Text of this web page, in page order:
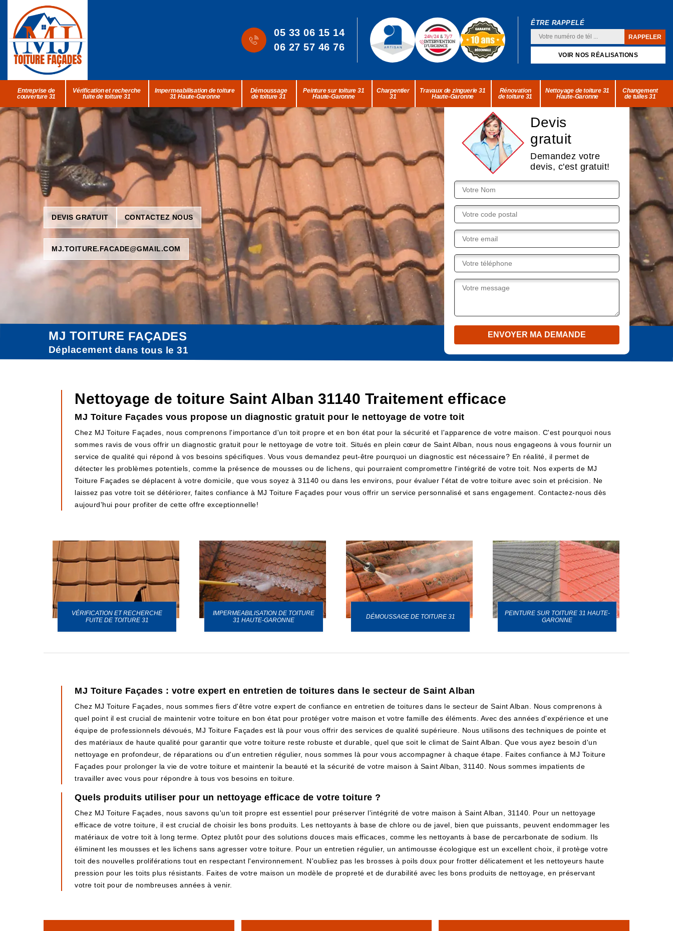
05 33 06 15 14
06 27 57 46 76
ÊTRE RAPPELÉ
VOIR NOS RÉALISATIONS
Entreprise de
couverture 31
Vérification et recherche
fuite de toiture 31
Impermeabilisation de toiture
31 Haute-Garonne
Démoussage
de toiture 31
Peinture sur toiture 31
Haute-Garonne
Charpentier
31
Travaux de zinguerie 31
Haute-Garonne
Rénovation
de toiture 31
Nettoyage de toiture 31
Haute-Garonne
Changement
de tuiles 31
DEVIS GRATUIT CONTACTEZ NOUS
MJ.TOITURE.FACADE@GMAIL.COM
Devis
gratuit
Demandez votre
devis, c'est gratuit!
MJ TOITURE FAÇADES
Déplacement dans tous le 31
Nettoyage de toiture Saint Alban 31140 Traitement efficace
MJ Toiture Façades vous propose un diagnostic gratuit pour le nettoyage de votre toit
Chez MJ Toiture Façades, nous comprenons l'importance d'un toit propre et en bon état pour la sécurité et l'apparence de votre maison. C'est pourquoi nous
sommes ravis de vous offrir un diagnostic gratuit pour le nettoyage de votre toit. Situés en plein cœur de Saint Alban, nous nous engageons à vous fournir un
service de qualité qui répond à vos besoins spécifiques. Vous vous demandez peut-être pourquoi un diagnostic est nécessaire? En réalité, il permet de
détecter les problèmes potentiels, comme la présence de mousses ou de lichens, qui pourraient compromettre l'intégrité de votre toit. Nos experts de MJ
Toiture Façades se déplacent à votre domicile, que vous soyez à 31140 ou dans les environs, pour évaluer l'état de votre toiture avec soin et précision. Ne
laissez pas votre toit se détériorer, faites confiance à MJ Toiture Façades pour vous offrir un service personnalisé et sans engagement. Contactez-nous dès
aujourd'hui pour profiter de cette offre exceptionnelle!
VÉRIFICATION ET RECHERCHE
FUITE DE TOITURE 31
IMPERMEABILISATION DE TOITURE
31 HAUTE-GARONNE
DÉMOUSSAGE DE TOITURE 31
PEINTURE SUR TOITURE 31 HAUTE-
GARONNE
MJ Toiture Façades : votre expert en entretien de toitures dans le secteur de Saint Alban
Chez MJ Toiture Façades, nous sommes fiers d'être votre expert de confiance en entretien de toitures dans le secteur de Saint Alban. Nous comprenons à
quel point il est crucial de maintenir votre toiture en bon état pour protéger votre maison et votre famille des éléments. Avec des années d'expérience et une
équipe de professionnels dévoués, MJ Toiture Façades est là pour vous offrir des services de qualité supérieure. Nous utilisons des techniques de pointe et
des matériaux de haute qualité pour garantir que votre toiture reste robuste et durable, quel que soit le climat de Saint Alban. Que vous ayez besoin d'un
nettoyage en profondeur, de réparations ou d'un entretien régulier, nous sommes là pour vous accompagner à chaque étape. Faites confiance à MJ Toiture
Façades pour prolonger la vie de votre toiture et maintenir la beauté et la sécurité de votre maison à Saint Alban, 31140. Nous sommes impatients de
travailler avec vous pour répondre à tous vos besoins en toiture.
Quels produits utiliser pour un nettoyage efficace de votre toiture ?
Chez MJ Toiture Façades, nous savons qu'un toit propre est essentiel pour préserver l'intégrité de votre maison à Saint Alban, 31140. Pour un nettoyage
efficace de votre toiture, il est crucial de choisir les bons produits. Les nettoyants à base de chlore ou de javel, bien que puissants, peuvent endommager les
matériaux de votre toit à long terme. Optez plutôt pour des solutions douces mais efficaces, comme les nettoyants à base de percarbonate de sodium. Ils
éliminent les mousses et les lichens sans agresser votre toiture. Pour un entretien régulier, un antimousse écologique est un excellent choix, il protège votre
toit des nouvelles proliférations tout en respectant l'environnement. N'oubliez pas les brosses à poils doux pour frotter délicatement et les nettoyeurs haute
pression pour les toits plus résistants. Faites de votre maison un modèle de propreté et de durabilité avec les bons produits de nettoyage, en préservant
votre toit pour de nombreuses années à venir.